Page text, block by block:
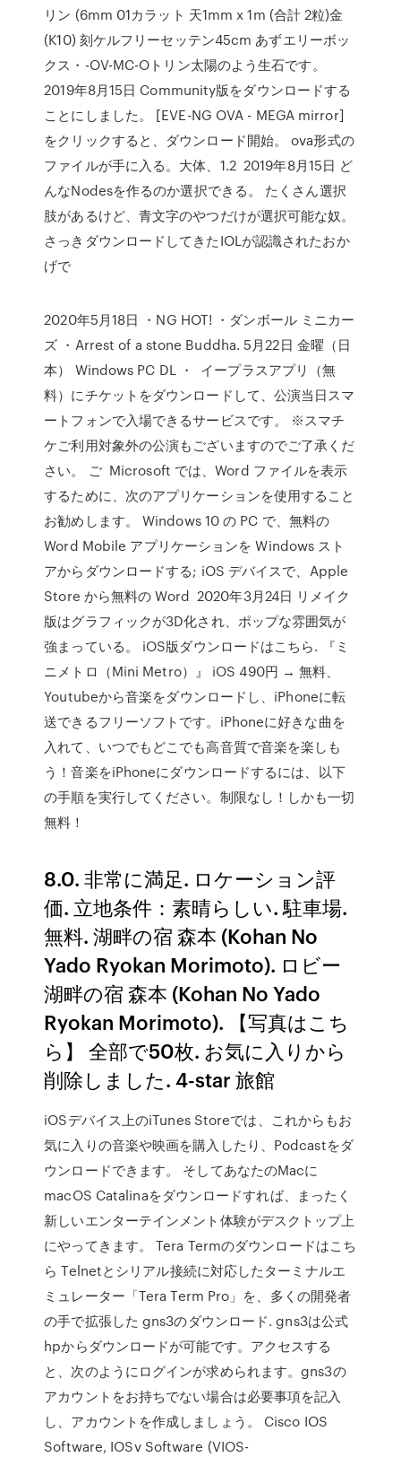
リン (6mm 01カラット 天1mm x 1m (合計 2粒)金
(K10) 刻ケルフリーセッテン45cm あずエリーボッ
クス・-OV-MC-Oトリン太陽のよう生石です。
2019年8月15日 Community版をダウンロードする
ことにしました。 [EVE-NG OVA - MEGA mirror]
をクリックすると、ダウンロード開始。 ova形式の
ファイルが手に入る。大体、1.2 2019年8月15日 ど
んなNodesを作るのか選択できる。 たくさん選択
肢があるけど、青文字のやつだけが選択可能な奴。
さっきダウンロードしてきたIOLが認識されたおか
げで
2020年5月18日 ・NG HOT! ・ダンボール ミニカー
ズ ・Arrest of a stone Buddha. 5月22日 金曜（日
本） Windows PC DL ・ イープラスアプリ（無
料）にチケットをダウンロードして、公演当日スマ
ートフォンで入場できるサービスです。 ※スマチ
ケご利用対象外の公演もございますのでご了承くだ
さい。 ご Microsoft では、Word ファイルを表示
するために、次のアプリケーションを使用すること
お勧めします。 Windows 10 の PC で、無料の
Word Mobile アプリケーションを Windows スト
アからダウンロードする; iOS デバイスで、Apple
Store から無料の Word 2020年3月24日 リメイク
版はグラフィックが3D化され、ポップな雰囲気が
強まっている。 iOS版ダウンロードはこちら. 『ミ
ニメトロ（Mini Metro）』 iOS 490円 → 無料、
Youtubeから音楽をダウンロードし、iPhoneに転
送できるフリーソフトです。iPhoneに好きな曲を
入れて、いつでもどこでも高音質で音楽を楽しも
う！音楽をiPhoneにダウンロードするには、以下
の手順を実行してください。制限なし！しかも一切
無料！
8.0. 非常に満足. ロケーション評
価. 立地条件：素晴らしい. 駐車場.
無料. 湖畔の宿 森本 (Kohan No
Yado Ryokan Morimoto). ロビー
湖畔の宿 森本 (Kohan No Yado
Ryokan Morimoto). 【写真はこち
ら】 全部で50枚. お気に入りから
削除しました. 4-star 旅館
iOSデバイス上のiTunes Storeでは、これからもお
気に入りの音楽や映画を購入したり、Podcastをダ
ウンロードできます。 そしてあなたのMacに
macOS Catalinaをダウンロードすれば、まったく
新しいエンターテインメント体験がデスクトップ上
にやってきます。 Tera Termのダウンロードはこち
ら Telnetとシリアル接続に対応したターミナルエ
ミュレーター「Tera Term Pro」を、多くの開発者
の手で拡張した gns3のダウンロード. gns3は公式
hpからダウンロードが可能です。アクセスする
と、次のようにログインが求められます。gns3の
アカウントをお持ちでない場合は必要事項を記入
し、アカウントを作成しましょう。 Cisco IOS
Software, IOSv Software (VIOS-